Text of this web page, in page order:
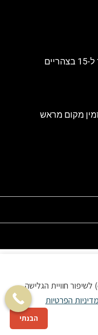
מקום מראש
אנחנו משתמשים בעוגיות (cookies) לשיפור חוויית הגלישה
מדיניות הפרטיות
הבנתי